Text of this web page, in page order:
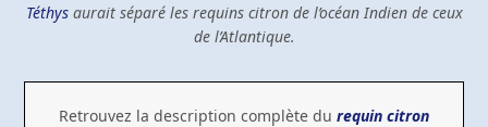
Téthysaurait séparé les requins citron de l’océan Indien de ceux
de l’Atlantique.
Retrouvez la description complète du requin citron